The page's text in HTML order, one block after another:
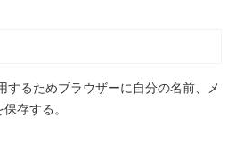
するためブラウザーに自分の名前、メ
存する。